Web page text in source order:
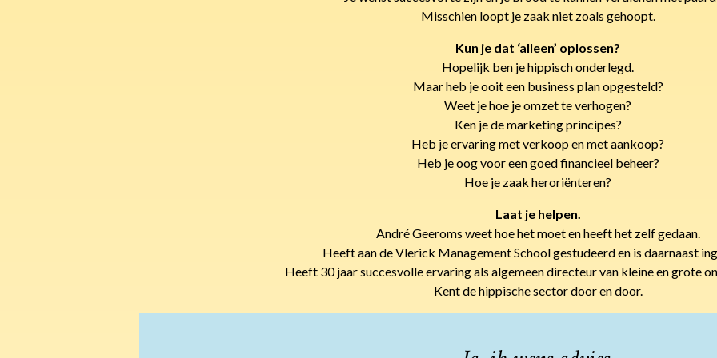
Misschien loopt je zaak niet zoals gehoopt.
Kun je dat ‘alleen’ oplossen?
Hopelijk ben je hippisch onderlegd.
Maar heb je ooit een business plan opgesteld?
Weet je hoe je omzet te verhogen?
Ken je de marketing principes?
Heb je ervaring met verkoop en met aankoop?
Heb je oog voor een goed financieel beheer?
Hoe je zaak heroriënteren?
Laat je helpen.
André Geeroms weet hoe het moet en heeft het zelf gedaan.
Heeft aan de Vlerick Management School gestudeerd en is daarnaast
Heeft 30 jaar succesvolle ervaring als algemeen directeur van kleine en grote
Kent de hippische sector door en door.